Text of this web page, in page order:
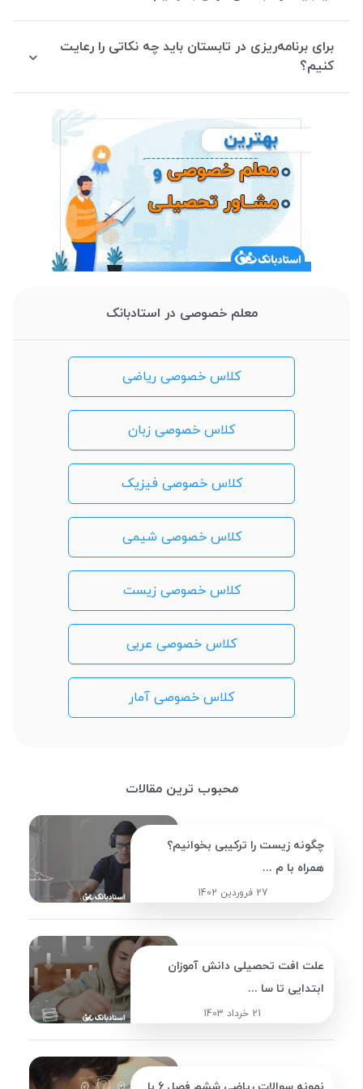
برای برنامه‌ریزی در تابستان باید چه نکاتی را رعایت
کنیم؟
معلم خصوصی در استادبانک
کلاس خصوصی ریاضی
کلاس خصوصی زبان
کلاس خصوصی فیزیک
کلاس خصوصی شیمی
کلاس خصوصی زیست
کلاس خصوصی عربی
کلاس خصوصی آمار
محبوب ترین مقالات
چگونه زیست را ترکیبی بخوانیم؟
همراه با م ...
27 فروردین 1402
علت افت تحصیلی دانش آموزان
ابتدایی تا سا ...
21 خرداد 1403